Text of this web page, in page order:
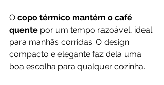
O copo térmico mantém o café
quente por um tempo razoável, ideal
para manhãs corridas. O design
compacto e elegante faz dela uma
boa escolha para qualquer cozinha.